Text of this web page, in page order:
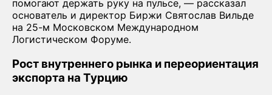
помогают держать руку на пульсе, — рассказал
основатель и директор Биржи Святослав Вильде
на 25-м Московском Международном
Логистическом Форуме.
Рост внутреннего рынка и переориентация
экспорта на Турцию